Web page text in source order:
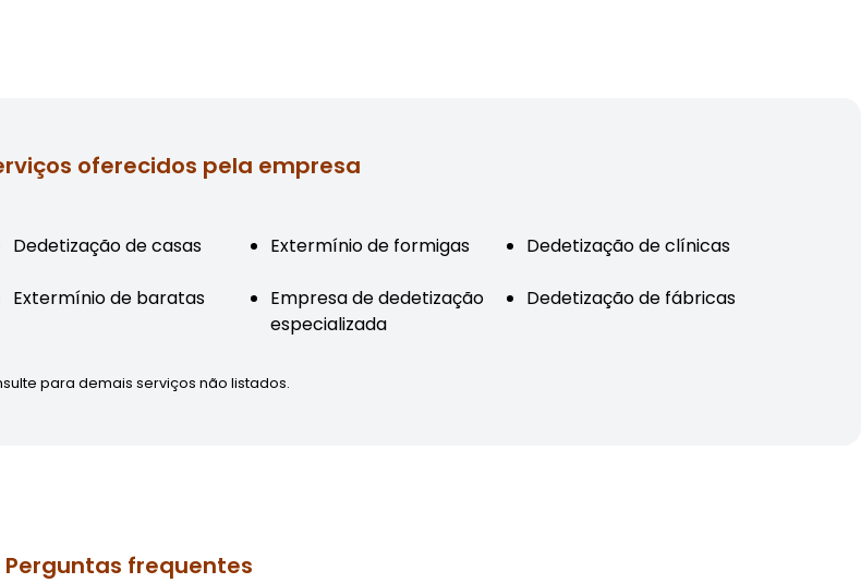
oferecidos pela empresa
Dedetização de casas Extermínio de formigas Dedetização de clínicas
Extermínio de baratas
Empresa de dedetização
especializada
Dedetização de fábricas
para demais serviços não listados.
Perguntas frequentes